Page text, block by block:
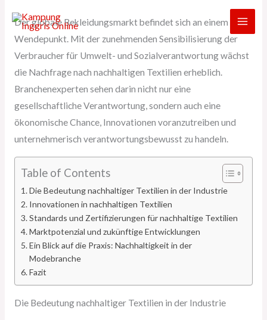
content
Der globale Bekleidungsmarkt befindet sich an einem
Wendepunkt. Mit der zunehmenden Sensibilisierung der
Verbraucher für Umwelt- und Sozialverantwortung wächst
die Nachfrage nach nachhaltigen Textilien erheblich.
Branchenexperten sehen darin nicht nur eine
gesellschaftliche Verantwortung, sondern auch eine
ökonomische Chance, Innovationen voranzutreiben und
unternehmerisch verantwortungsbewusst zu handeln.
Table of Contents
Die Bedeutung nachhaltiger Textilien in der Industrie
Innovationen in nachhaltigen Textilien
Standards und Zertifizierungen für nachhaltige Textilien
Marktpotenzial und zukünftige Entwicklungen
Ein Blick auf die Praxis: Nachhaltigkeit in der
Modebranche
Fazit
Die Bedeutung nachhaltiger Textilien in der Industrie